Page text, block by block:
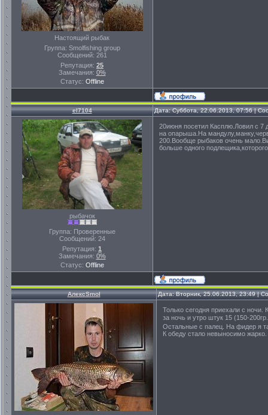
Настоящий рыбак
Группа: Smolfishing group
Сообщений: 261
Репутация: 25
Замечания: 0%
Статус: Offline
el7104 Дата: Суббота, 22.06.2013, 07:56 |
рыбачок
Группа: Проверенные
Сообщений: 24
Репутация: 1
Замечания: 0%
Статус: Offline
20июня посетил Касплю.Ловил с 7
на опарыша.На
200.Вообще рыбаков очень
больше одного
АлексSmol Дата: Вторник, 25.06.2013, 23:49 |
Только сегодня приехали с
за ночь и утро штук 15 (150-
Остальные с палец. На фидер я
К обеду стало невыносимо